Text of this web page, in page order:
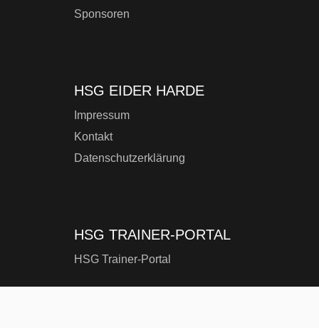
Sponsoren
HSG EIDER HARDE
Impressum
Kontakt
Datenschutzerklärung
HSG TRAINER-PORTAL
HSG Trainer-Portal